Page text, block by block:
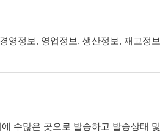
영정보, 영업정보, 생산정보, 재고정
수많은 곳으로 발송하고 발송상태